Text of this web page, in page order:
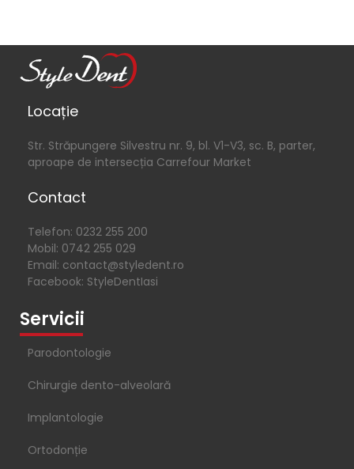
Locație
Str. Străpungere Silvestru nr. 9, bl. V1-V3, sc. B, parter,
aproape de intersecția Carrefour Market
Contact
Telefon: 0232 255 200
Mobil: 0742 255 029
Email: contact@styledent.ro
Facebook: StyleDentIasi
Servicii
Parodontologie
Chirurgie dento-alveolară
Implantologie
Ortodonție